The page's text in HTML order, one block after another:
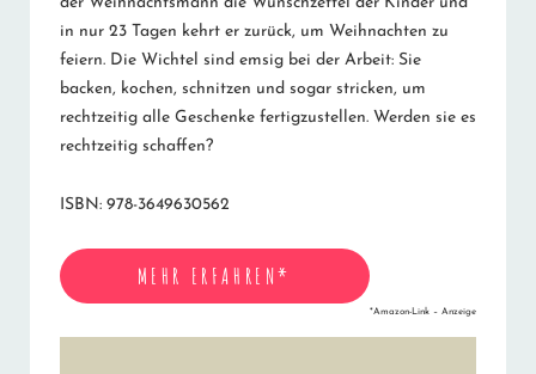
in nur 23 Tagen kehrt er zurück, um Weihnachten zu
feiern. Die Wichtel sind emsig bei der Arbeit: Sie
backen, kochen, schnitzen und sogar stricken, um
rechtzeitig alle Geschenke fertigzustellen. Werden sie es
rechtzeitig schaffen?
ISBN: 978-3649630562
MEHR ERFAHREN*
*Amazon-Link – Anzeige